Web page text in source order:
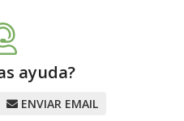
ayuda?
ENVIAR EMAIL